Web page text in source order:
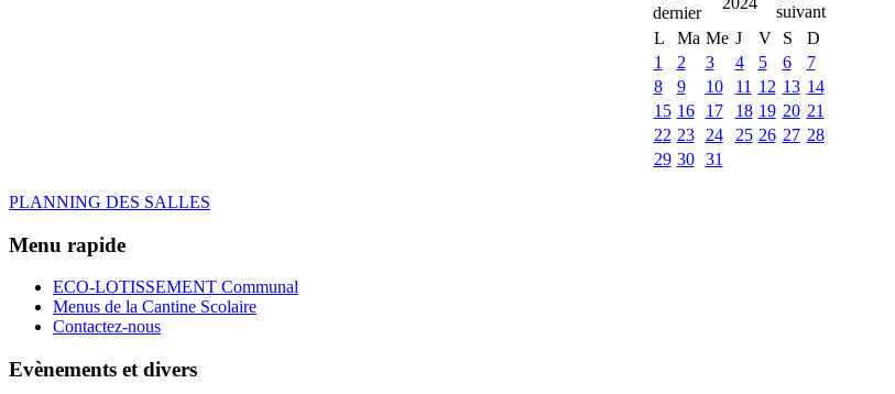
L
Ma Me J V S
D
1
2 3 4 5 6
7
8
9 10 11 12 13 14
15 16 17 18 19 20 21
22 23 24 25 26 27 28
29 30 31
PLANNING DES SALLES
Menu rapide
ECO-LOTISSEMENT Communal
Menus de la Cantine Scolaire
Contactez-nous
Evènements et divers